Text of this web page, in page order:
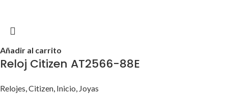
Añadir al carrito
Reloj Citizen AT2566-88E
Relojes,Citizen, Inicio, Joyas